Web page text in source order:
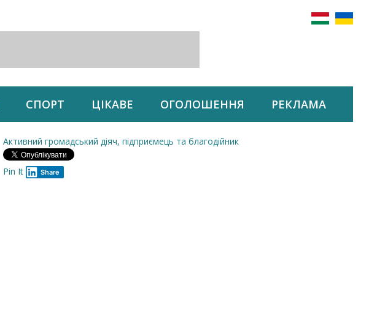
СПОРТ ЦІКАВЕ ОГОЛОШЕННЯ РЕКЛАМА
Активний громадський діяч, підприємець та благодійник
Pin It Share